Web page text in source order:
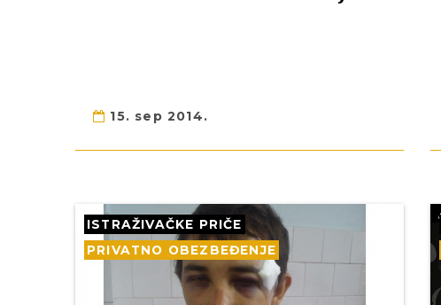
15. sep 2014.
ISTRAŽIVAČKE PRIČE
PRIVATNO OBEZBEĐENJE